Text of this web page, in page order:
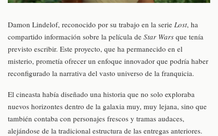
Damon Lindelof, reconocido por su trabajo en la serie Lost, ha
compartido información sobre la película de Star Wars que tenía
previsto escribir. Este proyecto, que ha permanecido en el
misterio, prometía ofrecer un enfoque innovador que podría haber
reconfigurado la narrativa del vasto universo de la franquicia.
El cineasta había diseñado una historia que no solo exploraba
nuevos horizontes dentro de la galaxia muy, muy lejana, sino que
también contaba con personajes frescos y tramas audaces,
alejándose de la tradicional estructura de las entregas anteriores.